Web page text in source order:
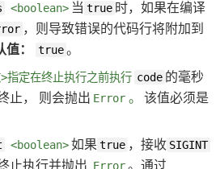
<boolean> 当 true 时，如果在编译
，则导致错误的代码行将附加到
值： true。
指定在终止执行之前执行 code 的毫秒
止， 则会抛出 Error 。
该值必须是
<boolean>如果 true ，接收 SIGINT
止执行并抛出 Error。通过